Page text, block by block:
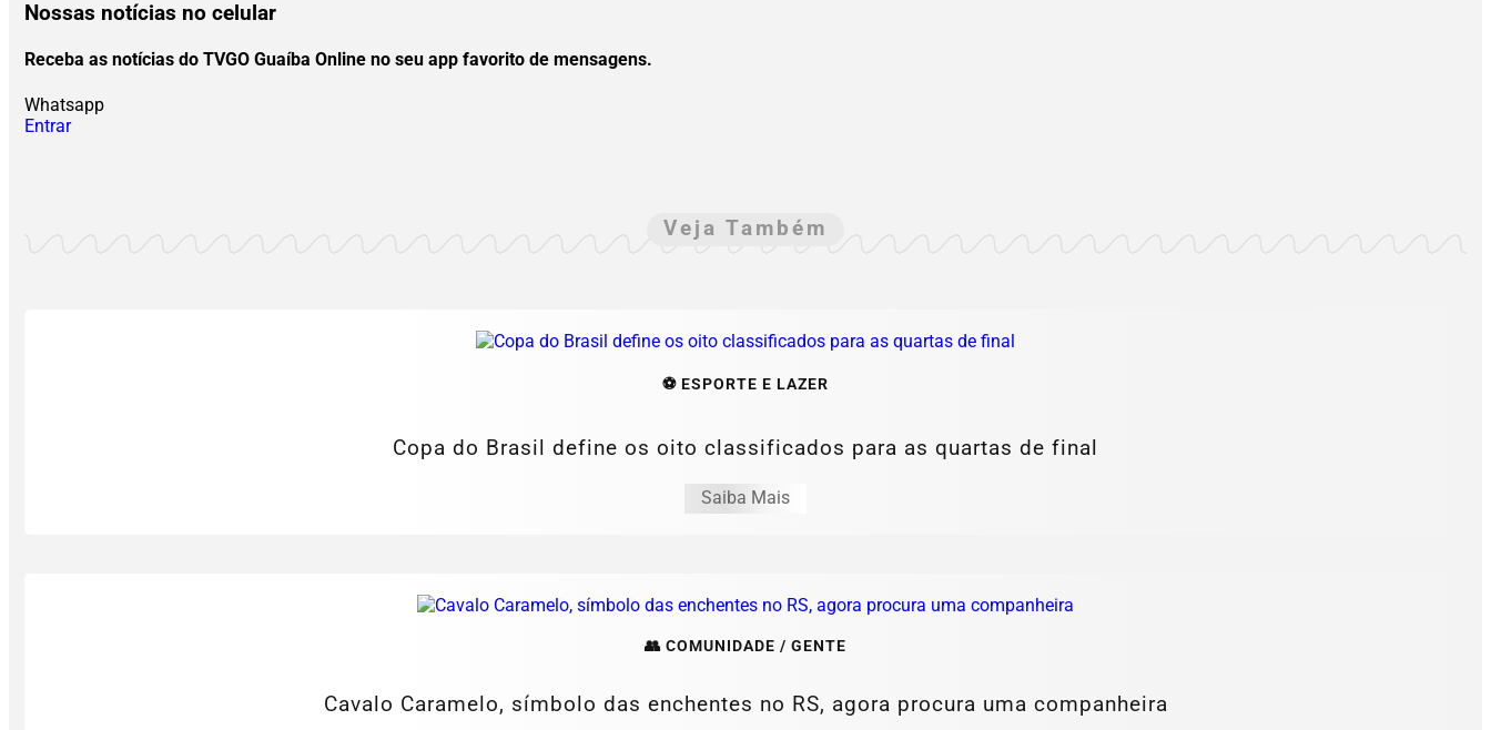
Nossas notícias no celular
Receba as notícias do TVGO Guaíba Online no seu app favorito de mensagens.
Whatsapp
Entrar
Veja Também
⚽ ESPORTE E LAZER
Copa do Brasil define os oito classificados para as quartas de final
Saiba Mais
👥 COMUNIDADE / GENTE
Cavalo Caramelo, símbolo das enchentes no RS, agora procura uma companheira